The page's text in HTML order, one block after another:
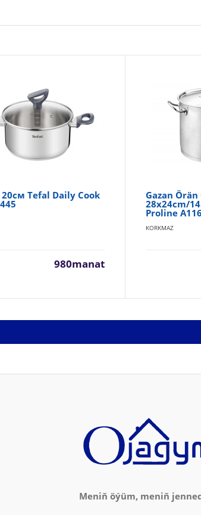
20см Tefal Daily Cook
980manat
Gazan Örän
28x24cm/
Proline
KORKMAZ
Meniň öýüm, meniň